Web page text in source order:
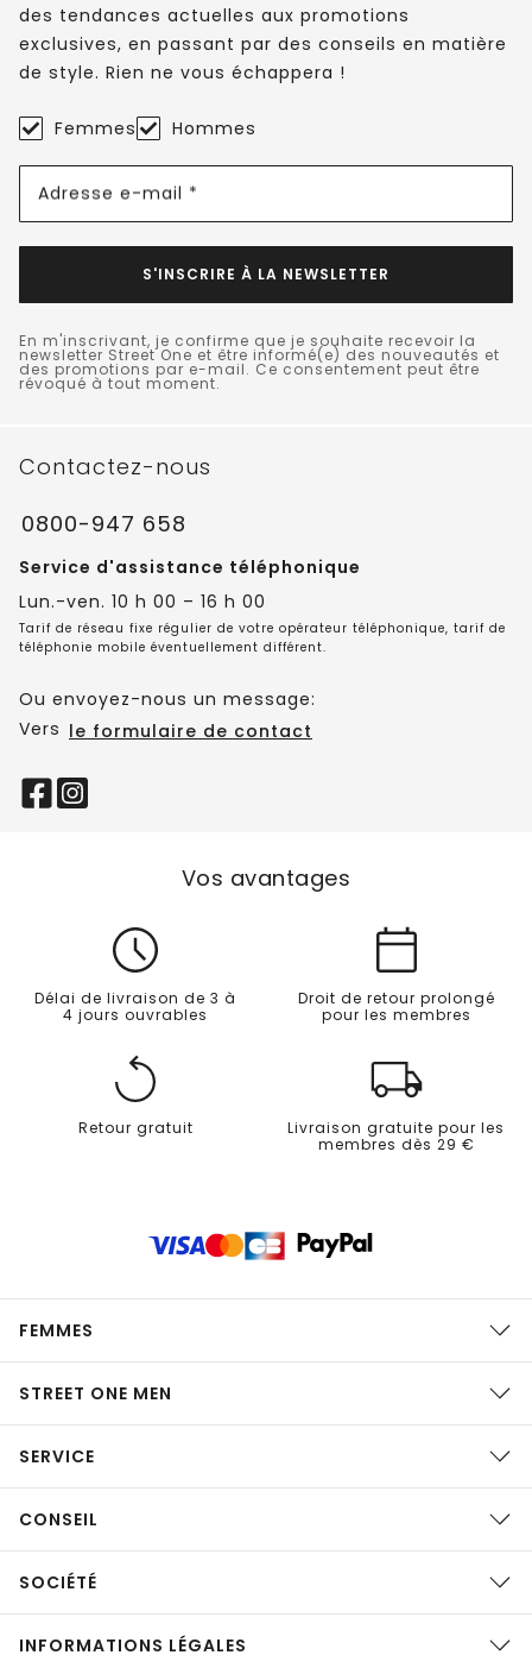
des tendances actuelles aux promotions
exclusives, en passant par des conseils en matière
de style. Rien ne vous échappera !
Femmes Hommes
Adresse e-mail *
S'INSCRIRE À LA NEWSLETTER
En m'inscrivant, je confirme que je souhaite recevoir la
newsletter Street One et être informé(e) des nouveautés et
des promotions par e-mail. Ce consentement peut être
révoqué à tout moment.
Contactez-nous
0800-947 658
Service d'assistance téléphonique
Lun.-ven. 10 h 00 – 16 h 00
Tarif de réseau fixe régulier de votre opérateur téléphonique, tarif de
téléphonie mobile éventuellement différent.
Ou envoyez-nous un message:
Vers le formulaire de contact
Vos avantages
Délai de livraison de 3 à
4 jours ouvrables
Droit de retour prolongé
pour les membres
Retour gratuit
Livraison gratuite pour les
membres dès 29 €
FEMMES
STREET ONE MEN
SERVICE
CONSEIL
SOCIÉTÉ
INFORMATIONS LÉGALES